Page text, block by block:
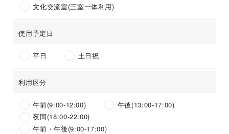
文化交流室(三室一体利用)
使用予定日
平日 土日祝
利用区分
午前(9:00-12:00)
午後(13:00-17:00)
夜間(18:00-22:00)
午前・午後(9:00-17:00)